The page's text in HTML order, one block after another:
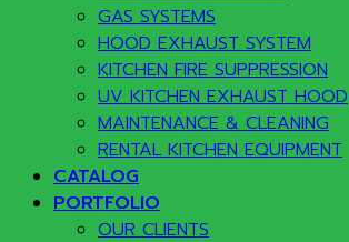
GAS SYSTEMS
HOOD EXHAUST SYSTEM
KITCHEN FIRE SUPPRESSION
UV KITCHEN EXHAUST HOOD
MAINTENANCE & CLEANING
RENTAL KITCHEN EQUIPMENT
CATALOG
PORTFOLIO
OUR CLIENTS